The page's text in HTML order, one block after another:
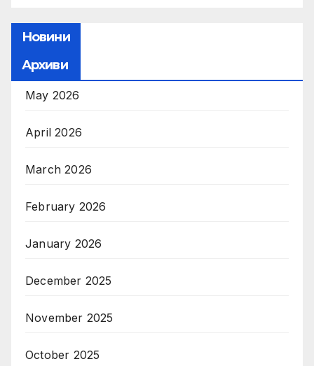
Новини
Архиви
May 2026
April 2026
March 2026
February 2026
January 2026
December 2025
November 2025
October 2025